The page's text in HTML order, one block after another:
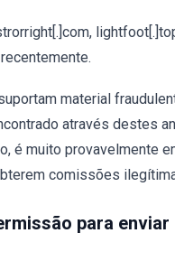
material
através destes
é muito provavelmente
comissões
para